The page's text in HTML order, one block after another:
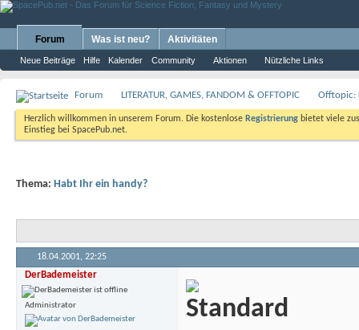
Forum
Neue Beiträge Hilfe Kalender Community Aktionen Nützliche Links
Was ist neu? Aktivitäten
Forum LITERATUR, GAMES, FANDOM & OFFTOPIC Offtopic:
Herzlich willkommen in unserem Forum. Die kostenlose Registrierung bietet viele
Einstieg bei SpacePub.net.
Thema: Habt Ihr ein handy?
18.04.2001, 22:25
DerBademeister
Administrator